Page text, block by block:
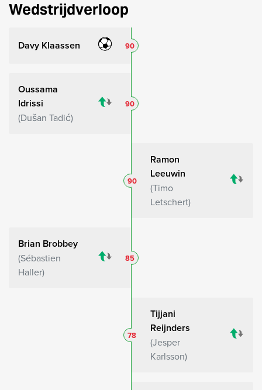
Wedstrijdverloop
Davy Klaassen 90
Oussama
Idrissi
Dušan Tadić
90
Ramon
Leeuwin
Timo
Letschert
90
Brian Brobbey
Sébastien
Haller
85
Tijjani
Reijnders
Jesper
Karlsson
78